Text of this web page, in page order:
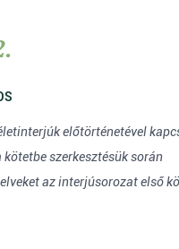
előtörténetével
kötetbe szerkesztésük során
az interjúsorozat első